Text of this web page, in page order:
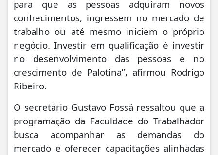
para que as pessoas adquiram novos
conhecimentos, ingressem no mercado de
trabalho ou até mesmo iniciem o próprio
negócio. Investir em qualificação é investir
no desenvolvimento das pessoas e no
crescimento de Palotina”, afirmou Rodrigo
Ribeiro.
O secretário Gustavo Fossá ressaltou que a
programação da Faculdade do Trabalhador
busca acompanhar as demandas do
mercado e oferecer capacitações alinhadas